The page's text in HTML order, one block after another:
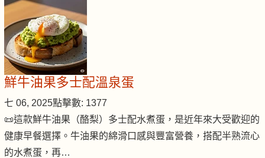
鮮牛油果多士配溫泉蛋
七 06, 2025點擊數: 1377
📜這款鮮牛油果（酪梨）多士配水煮蛋，是近年來大受歡迎的
健康早餐選擇。牛油果的綿滑口感與豐富營養，搭配半熟流心
的水煮蛋，再…